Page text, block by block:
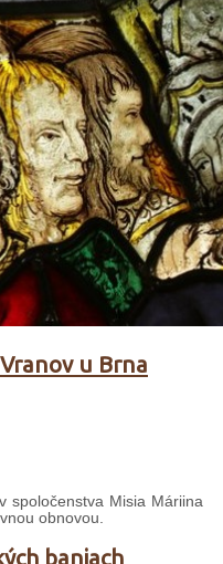
u Brna
spoločenstva Misia Máriina
obnovou.
baniach